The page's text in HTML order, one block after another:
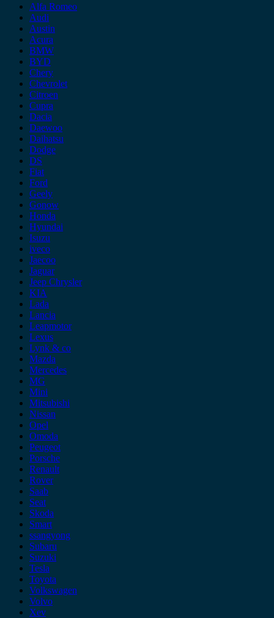
Alfa Romeo
Audi
Austin
Acura
BMW
BYD
Chery
Chevrolet
Citroen
Cupra
Dacia
Daewoo
Daihatsu
Dodge
DS
Fiat
Ford
Geely
Gonow
Honda
Hyundai
Isuzu
iveco
Jaecoo
Jaguar
Jeep Chrysler
KIA
Lada
Lancia
Leapmotor
Lexus
Lynk & co
Mazda
Mercedes
MG
Mini
Mitsubishi
Nissan
Opel
Omoda
Peugeot
Porsche
Renault
Rover
Saab
Seat
Skoda
Smart
ssangyong
Subaru
Suzuki
Tesla
Toyota
Volkswagen
Volvo
Xev